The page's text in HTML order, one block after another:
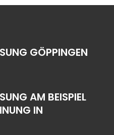
GÖPPINGEN
AM BEISPIEL
IN